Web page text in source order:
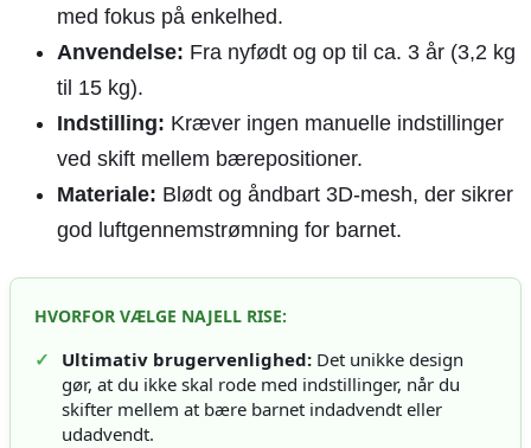
med fokus på enkelhed.
Anvendelse: Fra nyfødt og op til ca. 3 år (3,2 kg
til 15 kg).
Indstilling: Kræver ingen manuelle indstillinger
ved skift mellem bærepositioner.
Materiale: Blødt og åndbart 3D-mesh, der sikrer
god luftgennemstrømning for barnet.
HVORFOR VÆLGE NAJELL RISE:
✓ Ultimativ brugervenlighed: Det unikke design
gør, at du ikke skal rode med indstillinger, når du
skifter mellem at bære barnet indadvendt eller
udadvendt.